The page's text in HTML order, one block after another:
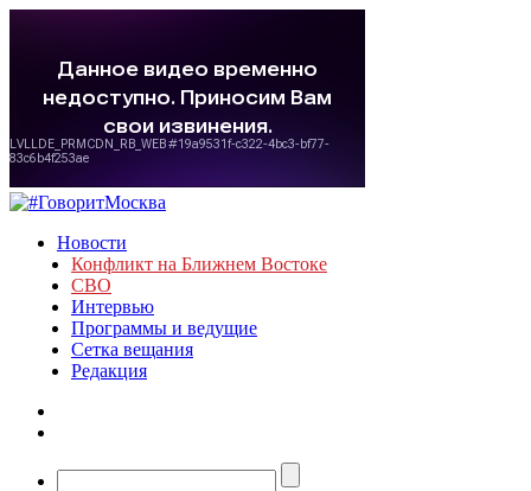
Новости
Конфликт на Ближнем Востоке
СВО
Интервью
Программы и ведущие
Сетка вещания
Редакция